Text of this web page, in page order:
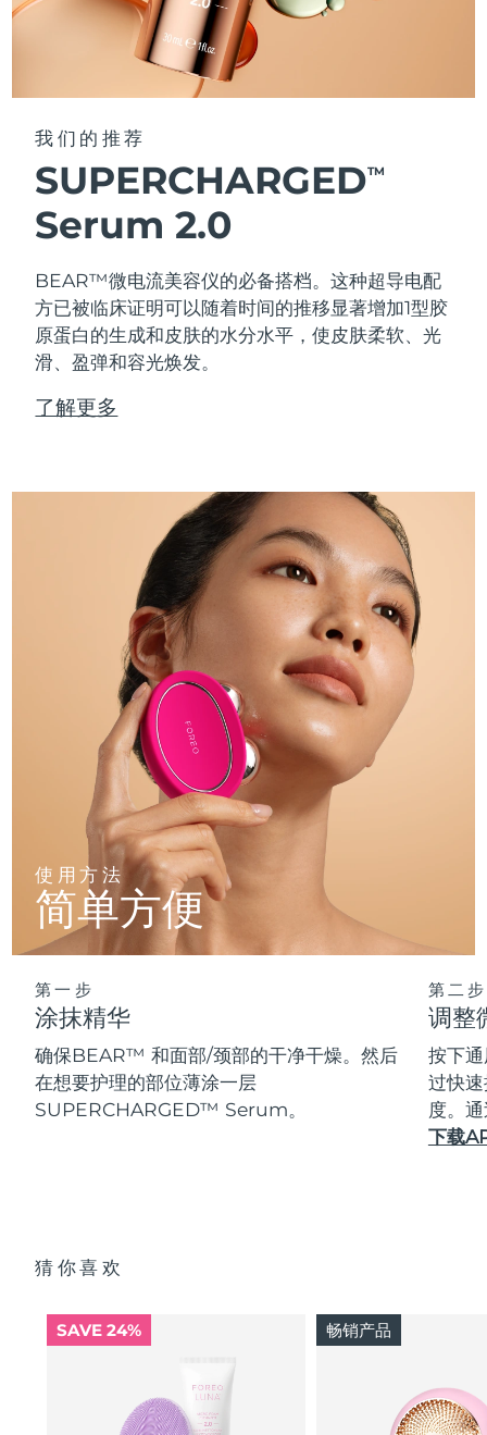
我们的推荐
SUPERCHARGEDTM
Serum 2.0
BEAR™微电流美容仪的必备搭档。这种超导电配
方已被临床证明可以随着时间的推移显著增加1型胶
原蛋白的生成和皮肤的水分水平，使皮肤柔软、光
滑、盈弹和容光焕发。
了解更多
使用方法
简单方便
第一步
涂抹精华
确保BEAR™ 和面部/颈部的干净干燥。然后
在想要护理的部位薄涂一层
SUPERCHARGED™ Serum。
第二步
调整
按下
过快
度。
下载
猜你喜欢
SAVE 24% 畅销产品